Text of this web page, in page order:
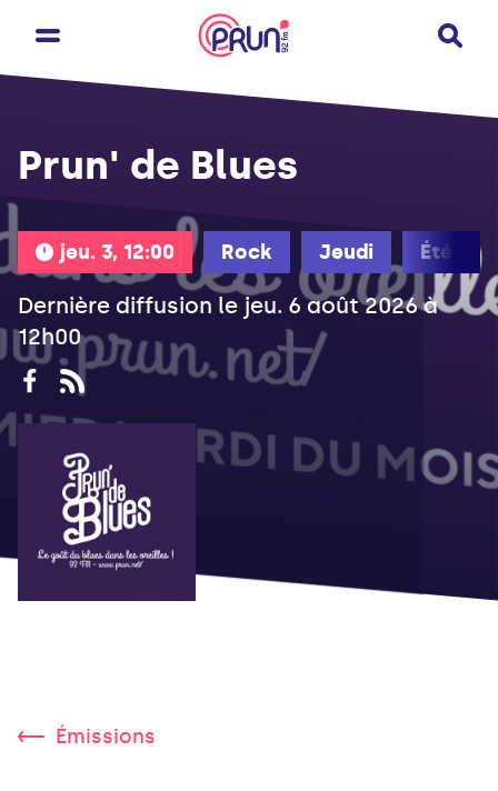
jeu. 3, 12:00 Rock Jeudi Été
Prun' de Blues
Dernière diffusion le jeu. 6 août 2026 à
12h00
Émissions